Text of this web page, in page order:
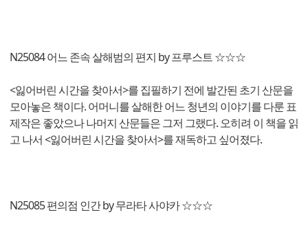
N25084 어느 존속 살해범의 편지 by 프루스트 ☆☆☆
<잃어버린 시간을 찾아서>를 집필하기 전에 발간된 초기 산문을
모아놓은 책이다. 어머니를 살해한 어느 청년의 이야기를 다룬 표
제작은 좋았으나 나머지 산문들은 그저 그랬다. 오히려 이 책을 읽
고 나서 <잃어버린 시간을 찾아서>를 재독하고 싶어졌다.
N25085 편의점 인간 by 무라타 사야카 ☆☆☆